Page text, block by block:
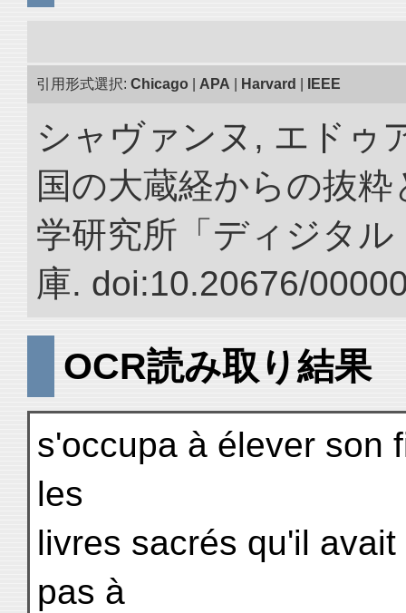
引用形式選択: Chicago APA Harvard IEEE
シャヴァンヌ, エドゥ
国の大蔵経からの抜
学研究所「ディジタ
庫. doi:10.20676/
OCR読み取り結果
s'occupa à élever son
les
livres sacrés qu'il
pas à